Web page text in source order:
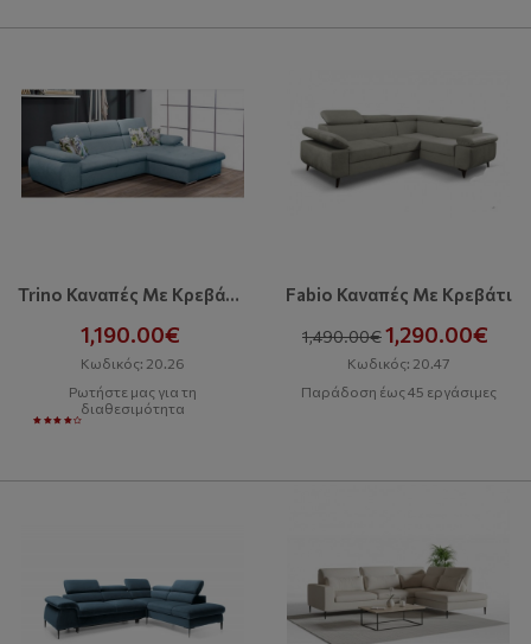
Trino Καναπές Με Κρεβάτι Και Αποθηκευτικό Χώρο
1,190.00€
Κωδικός: 20.26
Ρωτήστε μας για τη
διαθεσιμότητα
Fabio Καναπές Με Κρεβάτι
1,490.00€1,290.00€
Κωδικός: 20.47
Παράδοση έως 45 εργάσιμες